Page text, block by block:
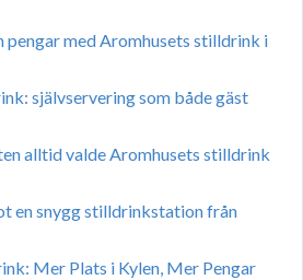
pengar med Aromhusets stilldrink i
självservering som både gäst
alltid valde Aromhusets stilldrink
en snygg stilldrinkstation från
Mer Plats i Kylen, Mer Pengar